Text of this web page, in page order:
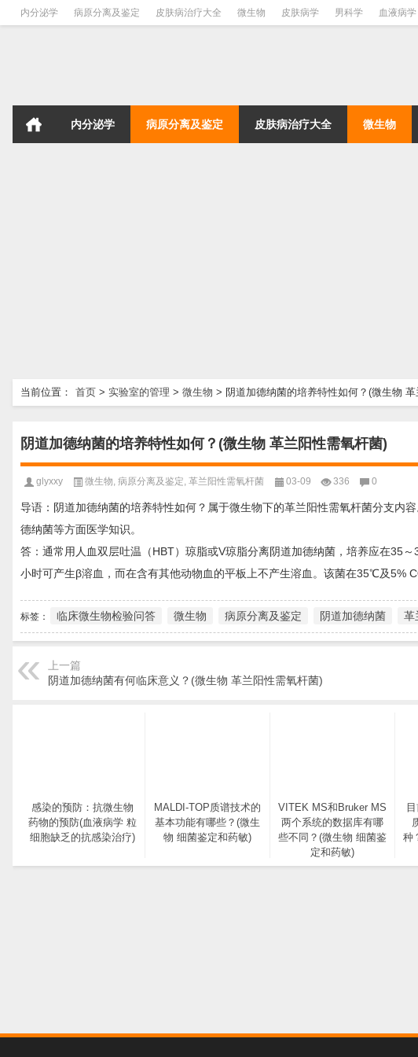
内分泌学 病原分离及鉴定 皮肤病治疗大全 微生物 皮肤病学 男科学 血液病学
内分泌学 病原分离及鉴定 皮肤病治疗大全 微生物
当前位置： 首页 > 实验室的管理 > 微生物 > 阴道加德纳菌的培养特性如何？(微生物
阴道加德纳菌的培养特性如何？(微生物 革兰阳性需氧杆菌)
glyxxy 微生物, 病原分离及鉴定, 革兰阳性需氧杆菌 03-09 336 0
导语：阴道加德纳菌的培养特性如何？属于微生物下的革兰阳性需氧杆菌分支内
德纳菌等方面医学知识。
答：通常用人血双层吐温（HBT）琼脂或V琼脂分离阴道加德纳菌，培养应在35
小时可产生β溶血，而在含有其他动物血的平板上不产生溶血。该菌在35℃及5%
标签： 临床微生物检验问答 微生物 病原分离及鉴定 阴道加德纳菌 革
上一篇
阴道加德纳菌有何临床意义？(微生物 革兰阳性需氧杆菌)
感染的预防：抗微生物
药物的预防(血液病学 粒
细胞缺乏的抗感染治疗)
MALDI-TOP质谱技术的
基本功能有哪些？(微生
物 细菌鉴定和药敏)
VITEK MS和Bruker MS
两个系统的数据库有哪
些不同？(微生物 细菌鉴
定和药敏)
种